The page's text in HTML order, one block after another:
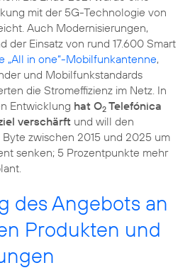
mit der 5G-Technologie von
Auch Modernisierungen,
der Einsatz von rund 17.600 Smart
„All in one“-Mobilfunkantenne,
und Mobilfunkstandards
die Stromeffizienz im Netz. In
Entwicklung hat O2 Telefónica
verschärft und will den
zwischen 2015 und 2025 um
senken; 5 Prozentpunkte mehr
des Angebots an
Produkten und